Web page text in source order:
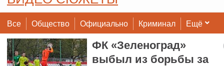
Все Общество Официально Криминал Ещё
ФК «Зеленоград»
выбыл из борьбы за